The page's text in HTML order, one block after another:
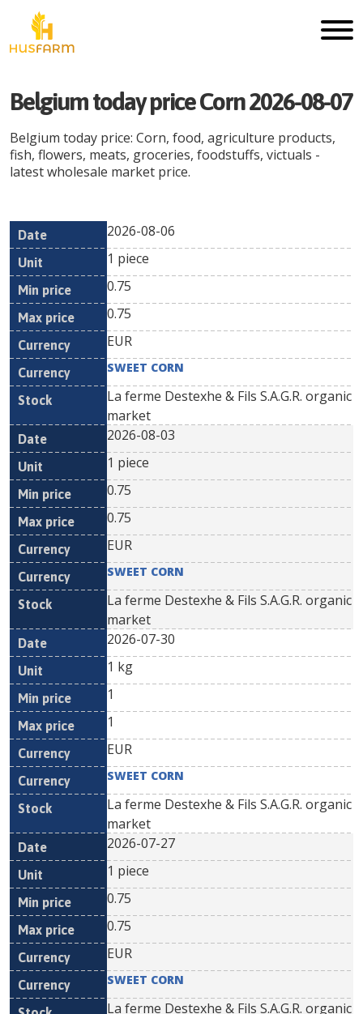
Belgium today price Corn 2026-08-07
Belgium today price: Corn, food, agriculture products,
fish, flowers, meats, groceries, foodstuffs, victuals -
latest wholesale market price.
Date Unit
Min
Currency
2026-08-06
1 piece
0.75
0.75
EUR
SWEET CORN
La ferme Destexhe & Fils S.A.G.R. organic
market
2026-08-03
1 piece
0.75
0.75
EUR
SWEET CORN
La ferme Destexhe & Fils S.A.G.R. organic
market
2026-07-30
1 kg
1
1
EUR
SWEET CORN
La ferme Destexhe & Fils S.A.G.R. organic
market
2026-07-27
1 piece
0.75
0.75
EUR
SWEET CORN
La ferme Destexhe & Fils S.A.G.R. organic